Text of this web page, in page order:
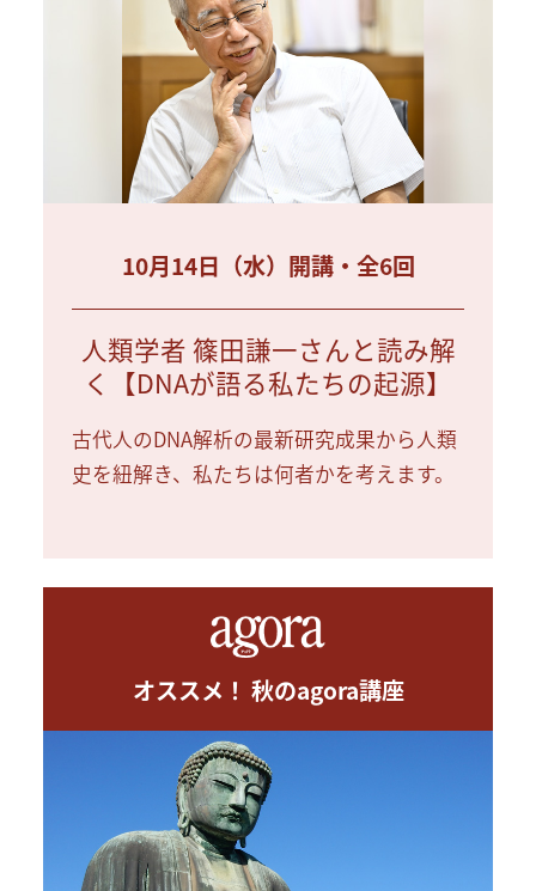
10月14日（水）開講・全6回
人類学者 篠田謙一さんと読み解
く【DNAが語る私たちの起源】
古代人のDNA解析の最新研究成果から人類
史を紐解き、私たちは何者かを考えます。
オススメ！ 秋のagora講座